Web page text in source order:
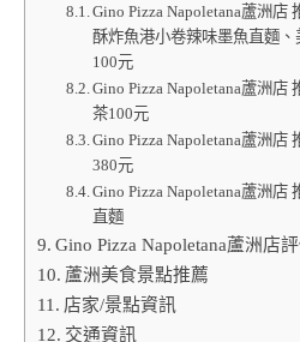
Gino Pizza Napoletana蘆洲店
酥炸魚港小卷辣味墨魚直麵
100元
Gino Pizza Napoletana蘆洲店
茶100元
Gino Pizza Napoletana蘆洲店
380元
Gino Pizza Napoletana蘆洲店
直麵
Gino Pizza Napoletana蘆洲店
蘆洲美食景點推薦
店家/景點資訊
交通資訊